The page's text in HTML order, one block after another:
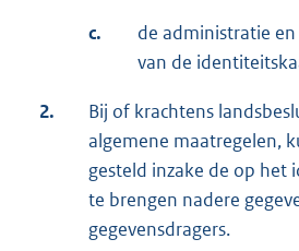
c.
de administratie
van de
2.
Bij of krachtens
algemene maatregelen,
gesteld inzake de op het
te brengen nadere
gegevensdragers.